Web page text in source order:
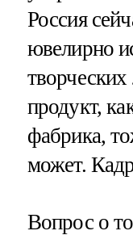
Россия
ювелирно
продукт,
фабрика,
может.
Вопрос о